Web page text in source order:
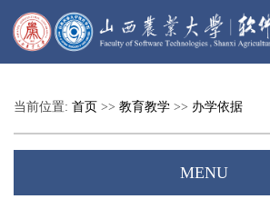
当前位置: 首页 >> 教育教学 >> 办学依据
MENU